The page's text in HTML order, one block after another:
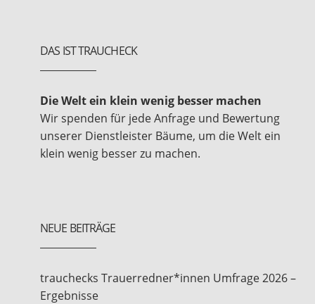
DAS IST TRAUCHECK
Die Welt ein klein wenig besser machen
Wir spenden für jede Anfrage und Bewertung
unserer Dienstleister Bäume, um die Welt ein
klein wenig besser zu machen.
NEUE BEITRÄGE
trauchecks Trauerredner*innen Umfrage 2026 –
Ergebnisse